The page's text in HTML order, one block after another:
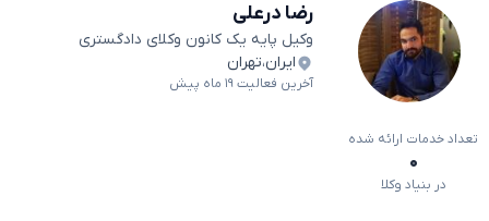
رضا درعلی
وکیل پایه یک کانون وکلای دادگستری
ایران،تهران
آخرین فعالیت ۱۹ ماه پیش
تعداد خدمات ارائه شده
۰
در بنیاد وکلا